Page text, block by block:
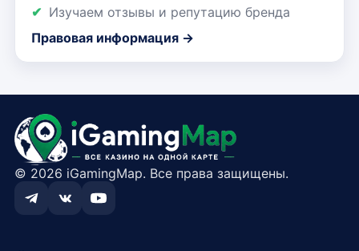
Изучаем отзывы и репутацию бренда
Правовая информация →
© 2026 iGamingMap. Все права защищены.